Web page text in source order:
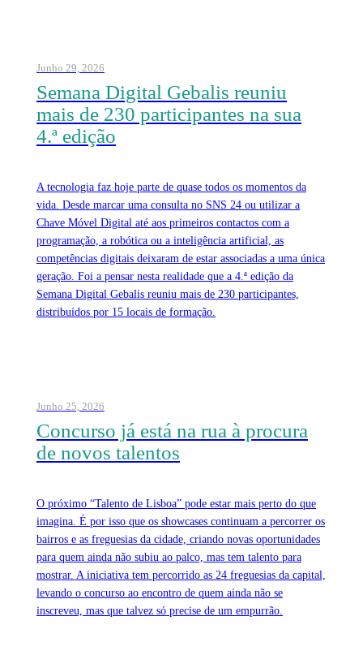
Junho 29, 2026
Semana Digital Gebalis reuniu
mais de 230 participantes na sua
4.ª edição
A tecnologia faz hoje parte de quase todos os momentos da
vida. Desde marcar uma consulta no SNS 24 ou utilizar a
Chave Móvel Digital até aos primeiros contactos com a
programação, a robótica ou a inteligência artificial, as
competências digitais deixaram de estar associadas a uma única
geração. Foi a pensar nesta realidade que a 4.ª edição da
Semana Digital Gebalis reuniu mais de 230 participantes,
distribuídos por 15 locais de formação.
Junho 25, 2026
Concurso já está na rua à procura
de novos talentos
O próximo “Talento de Lisboa” pode estar mais perto do que
imagina. É por isso que os showcases continuam a percorrer os
bairros e as freguesias da cidade, criando novas oportunidades
para quem ainda não subiu ao palco, mas tem talento para
mostrar. A iniciativa tem percorrido as 24 freguesias da capital,
levando o concurso ao encontro de quem ainda não se
inscreveu, mas que talvez só precise de um empurrão.